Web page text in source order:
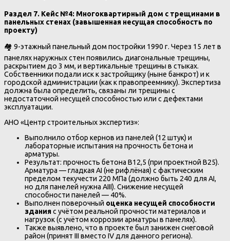
Раздел 7. Кейс №4: Многоквартирный дом с трещинами в
панельных стенах (завышенная несущая способность по
проекту)
🏘️ 9-этажный панельный дом постройки 1990 г. Через 15 лет в
панелях наружных стен появились диагональные трещины,
раскрытием до 3 мм, и вертикальные трещины в стыках.
Собственники подали иск к застройщику (ныне банкрот) и к
городской администрации (как к правопреемнику). Экспертиза
должна была определить, связаны ли трещины с
недостаточной несущей способностью или с дефектами
эксплуатации.
АНО «Центр строительных экспертиз»:
Выполнило отбор кернов из панелей (12 штук) и
лабораторные испытания на прочность бетона и
арматуры.
Результат: прочность бетона B12,5 (при проектной B25).
Арматура — гладкая АI (не рифлёная) с фактическим
пределом текучести 220 МПа (должно быть 240 для АI,
но для панелей нужна АIII). Снижение несущей
способности панелей — 40%.
Выполнен поверочный оценка несущей способности
зданияс учётом реальной прочности материалов и
нагрузок (с учётом коррозии арматуры в панелях).
Также выявлено, что в проекте был занижен снеговой
район (принят III вместо IV для данного региона).